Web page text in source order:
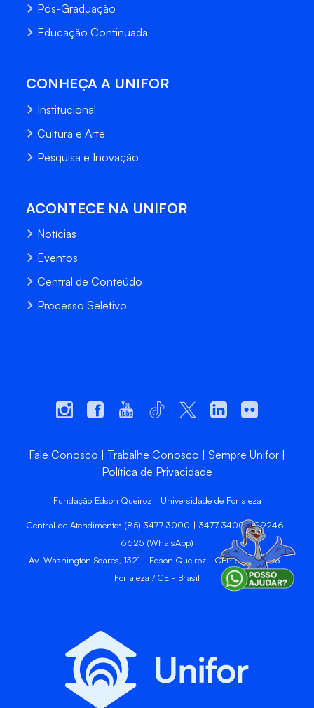
Pós-Graduação
Educação Continuada
CONHEÇA A UNIFOR
Institucional
Cultura e Arte
Pesquisa e Inovação
ACONTECE NA UNIFOR
Notícias
Eventos
Central de Conteúdo
Processo Seletivo
Fale Conosco Trabalhe Conosco
Sempre Unifor
Política de Privacidade
Fundação Edson Queiroz | Universidade de Fortaleza
Central de Atendimento: (85) 3477-3000 | 3477-3400 | 99246-
6625 (WhatsApp)
Av. Washington Soares, 1321 - Edson Queiroz - CEP 60811-905 -
Fortaleza / CE - Brasil